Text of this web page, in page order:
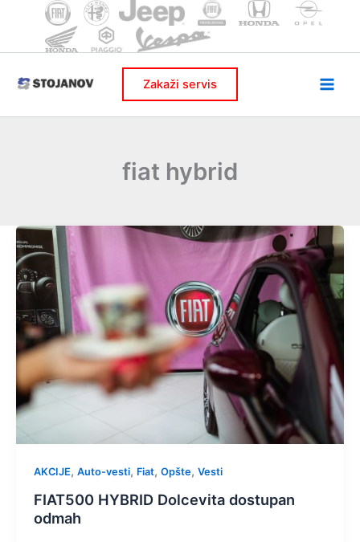
Zakaži servis
fiat hybrid
AKCIJE, Auto-vesti, Fiat, Opšte, Vesti
FIAT500 HYBRID Dolcevita dostupan
odmah